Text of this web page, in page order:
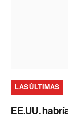
LAS ÚLTIMAS
EE.UU.